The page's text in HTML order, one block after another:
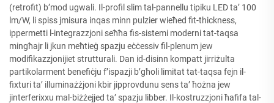
(retrofit) b’mod ugwali. Il-profil slim tal-pannellu tipiku LED ta’ 100
lm/W, li spiss jmisura inqas minn pulzier wieħed fit-thickness,
ippermetti l-integrazzjoni seħħa fis-sistemi moderni tat-taqsa
mingħajr li jkun meħtieġ spazju eċċessiv fil-plenum jew
modifikazzjonijiet strutturali. Dan id-disinn kompatt jirriżulta
partikolarment benefiċju f’ispazji b’għoli limitat tat-taqsa fejn il-
fixturi ta’ illuminażżjoni kbir jipprovdunu sens ta’ ħożna jew
jinterferixxu mal-biżżejjed ta’ spazju libber. Il-kostruzzjoni ħafifa tal-